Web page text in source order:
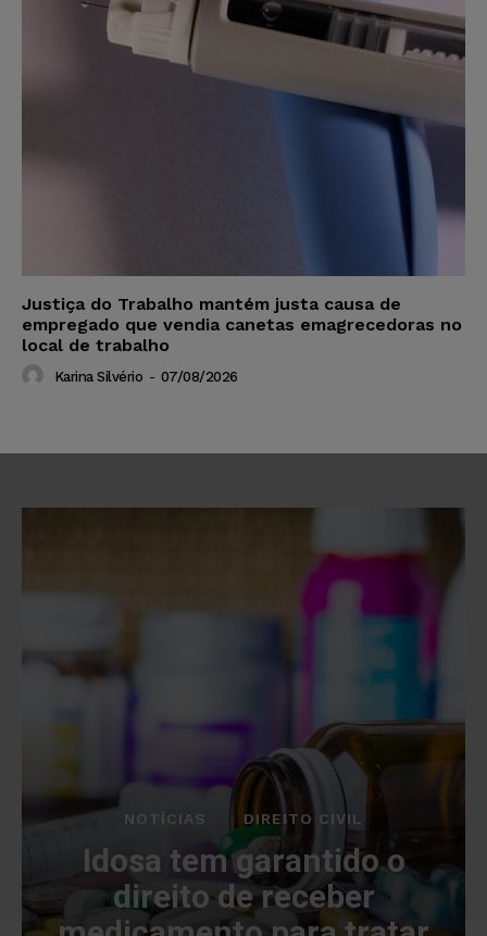
Justiça do Trabalho mantém justa causa de
empregado que vendia canetas emagrecedoras no
local de trabalho
Karina Silvério - 07/08/2026